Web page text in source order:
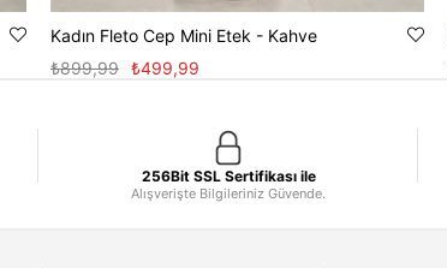
Kadın Fleto Cep Mini Etek - Kahve
₺499,99
₺899,99
256Bit SSL Sertifikası ile
Alışverişte Bilgileriniz Güvende.